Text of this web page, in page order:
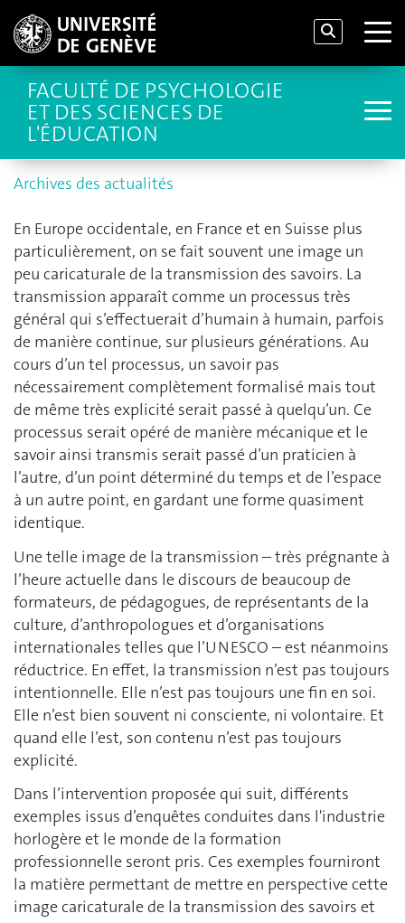
FACULTÉ DE PSYCHOLOGIE
ET DES SCIENCES DE
L'ÉDUCATION
Archives des actualités
En Europe occidentale, en France et en Suisse plus
particulièrement, on se fait souvent une image un
peu caricaturale de la transmission des savoirs. La
transmission apparaît comme un processus très
général qui s’effectuerait d’humain à humain, parfois
de manière continue, sur plusieurs générations. Au
cours d’un tel processus, un savoir pas
nécessairement complètement formalisé mais tout
de même très explicité serait passé à quelqu’un. Ce
processus serait opéré de manière mécanique et le
savoir ainsi transmis serait passé d’un praticien à
l’autre, d’un point déterminé du temps et de l’espace
à un autre point, en gardant une forme quasiment
identique.
Une telle image de la transmission – très prégnante à
l’heure actuelle dans le discours de beaucoup de
formateurs, de pédagogues, de représentants de la
culture, d’anthropologues et d’organisations
internationales telles que l’UNESCO – est néanmoins
réductrice. En effet, la transmission n’est pas toujours
intentionnelle. Elle n’est pas toujours une fin en soi.
Elle n’est bien souvent ni consciente, ni volontaire. Et
quand elle l’est, son contenu n’est pas toujours
explicité.
Dans l’intervention proposée qui suit, différents
exemples issus d’enquêtes conduites dans l'industrie
horlogère et le monde de la formation
professionnelle seront pris. Ces exemples fourniront
la matière permettant de mettre en perspective cette
image caricaturale de la transmission des savoirs et